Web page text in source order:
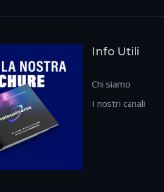
Info Utili
Chi siamo
I nostri canali